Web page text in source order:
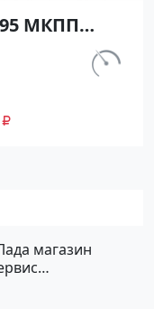
МКПП
Седан покм.
магазин